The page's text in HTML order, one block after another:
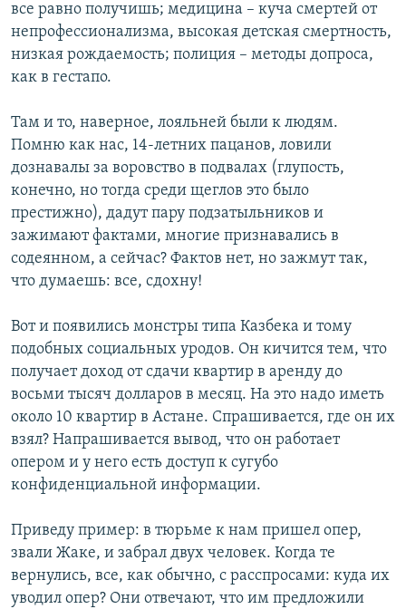
все равно получишь; медицина – куча смертей от
непрофессионализма, высокая детская смертность,
низкая рождаемость; полиция – методы допроса,
как в гестапо.
Там и то, наверное, лояльней были к людям.
Помню как нас, 14-летних пацанов, ловили
дознавалы за воровство в подвалах (глупость,
конечно, но тогда среди щеглов это было
престижно), дадут пару подзатыльников и
зажимают фактами, многие признавались в
содеянном, а сейчас? Фактов нет, но зажмут так,
что думаешь: все, сдохну!
Вот и появились монстры типа Казбека и тому
подобных социальных уродов. Он кичится тем, что
получает доход от сдачи квартир в аренду до
восьми тысяч долларов в месяц. На это надо иметь
около 10 квартир в Астане. Спрашивается, где он их
взял? Напрашивается вывод, что он работает
опером и у него есть доступ к сугубо
конфиденциальной информации.
Приведу пример: в тюрьме к нам пришел опер,
звали Жаке, и забрал двух человек. Когда те
вернулись, все, как обычно, с расспросами: куда их
уводил опер? Они отвечают, что им предложили